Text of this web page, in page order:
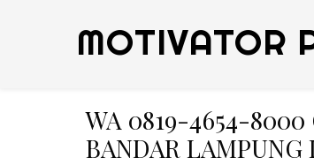
MOTIVATOR
WA 0819-4654-8000
BANDAR LAMPUNG